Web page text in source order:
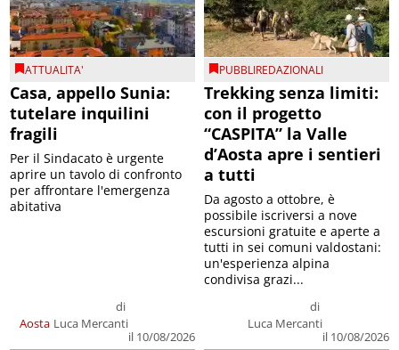
ATTUALITA'
Casa, appello Sunia:
tutelare inquilini
fragili
Aosta
di
Luca Mercanti
il 10/08/2026
Per il Sindacato è urgente
aprire un tavolo di confronto
per affrontare l'emergenza
abitativa
PUBBLIREDAZIONALI
Trekking senza limiti:
con il progetto
“CASPITA” la Valle
d’Aosta apre i sentieri
a tutti
di
Luca Mercanti
il 10/08/2026
Da agosto a ottobre, è
possibile iscriversi a nove
escursioni gratuite e aperte a
tutti in sei comuni valdostani:
un'esperienza alpina
condivisa grazi...